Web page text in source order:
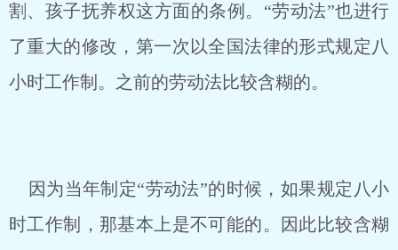
割、孩子抚养权这方面的条例。“劳动法”也进行
了重大的修改，第一次以全国法律的形式规定八
小时工作制。之前的劳动法比较含糊的。
因为当年制定“劳动法”的时候，如果规定八小
时工作制，那基本上是不可能的。因此比较含糊